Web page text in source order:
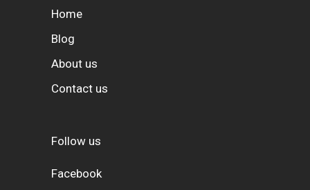
Home
Blog
About us
Contact us
Follow us
Facebook